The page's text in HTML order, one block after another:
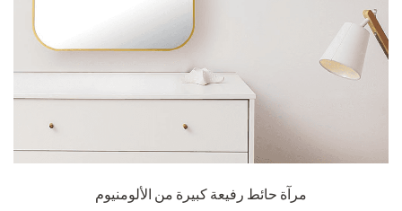
مرآة حائط رفيعة كبيرة من الألومنيوم